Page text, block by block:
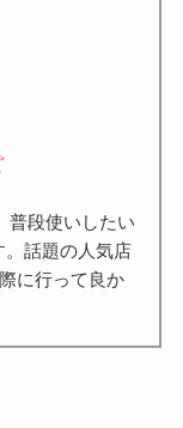
普段使いしたい
。話題の人気店
に行って良か